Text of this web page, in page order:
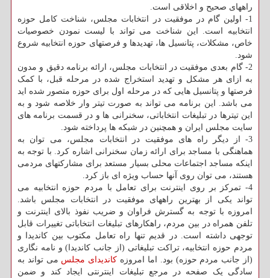
راههای صحیح و اخلاقی است.
1- اولین گام در موفقیت در انتخابات مجلس، شناخت کامل حوزه
انتخابیه است. این شناخت می تواند با لیست نمودن خصوصیات
خاص، مشکلات، پتانسیل ها، تهدیدها و فرصتهای حوزه انتخابیه شروع
شود.
2- گام بعدی موفقیت در انتخابات مجلس، ارائه برنامه دقیق و مدون
به ازای هر مشکل و تهدید استخراج شده در مرحله قبل، با کمک
فرصتها و پتانسیل هایی که در مرحله اول برای حوزه متصور شده اید
می باشد. این برنامه می تواند به صورت تیتر وار خلاصه شود و به
این تیترها در تبلیغات انتخاباتی، سخنرانی ها و در قسمت برنامه های
سایت مجلس ایران و همچنین در شبکه ها پرداخته شود.
3- از دیگر راه های موفقیت در انتخابات مجلس، می توان به
هماهنگی با مساجد برای ارائه زمان سخنرانی اشاره کرد. با توجه به
اینکه مساجد اجتماعات محلی بسیار مستعد برای مشارکتهای مردمی
هستند، می توان روی آنها حساب ویژه ای باز کرد.
4- تمرکز بر روی اینترنت برای تعامل با مردم حوزه انتخابیه می
تواند یکی از بهترین راههای موفقیت در انتخابات مجلس باشد.
امروزه با توجه به گسترش فراوان و ضریب نفوذ بالای اینترنت و
تلفن همراه در بین مردم، راهکارهای تبلیغات انتخاباتی تغییرات قابل
توجهی داشته است. در قدیم تنها راه تعامل مکتوب بین کاندیدا و
مردم حوزه انتخابیه، تراکت تبلیغاتی (از جانب کاندیدا) و نامه نگاری
(از جانب مردم حوزه) بود. اما امروزه کاندیدای مجلس می تواند به
سادگی یک صفحه در مرجع تبلیغات اینترنتی ایجاد کند و ضمن